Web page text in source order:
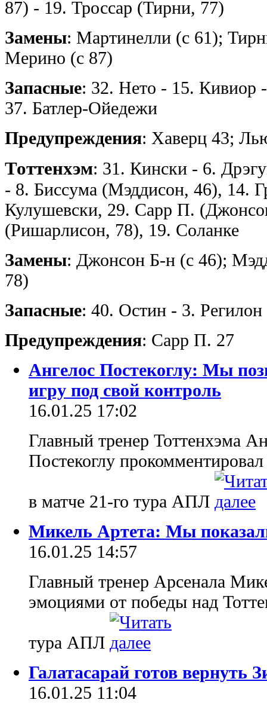
87) - 19. Троссар (Тирни, 77)
Замены: Мартинелли (с 61);
Мерино (с 87)
Запасные: 32. Нето - 15.
37. Батлер-Ойедежи
Предупреждения: Хаверц 43;
Тоттенхэм: 31. Кински - 6.
- 8. Биссума (Мэддисон, 46), 14.
Кулушевски, 29. Сарр П.
(Ришарлисон, 78), 19. Соланке
Замены: Джонсон Б-н (с 46);
78)
Запасные: 40. Остин - 3.
Предупреждения: Сарр П. 27
Ангелос Постекоглу: Мы
игру под свой контроль
16.01.25 17:02
Главный тренер Тоттенхэма
Постекоглу
в матче 21-го тура АПЛ
Микель Артета: Мы
16.01.25 14:57
Главный тренер Арсенала
эмоциями от победы над
тура АПЛ
Галатасарай готов вернуть
16.01.25 11:04